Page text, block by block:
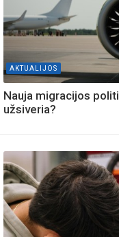
AKTUALIJOS
Nauja migracijos
užsiveria?